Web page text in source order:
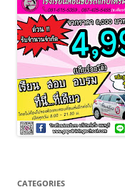
CATEGORIES